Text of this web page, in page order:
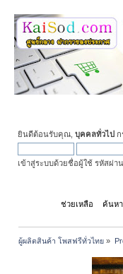
ยินดีต้อนรับคุณ, บุคคลทั่วไป
เข้าสู่ระบบด้วยชื่อผู้ใช้ รหัสผ่า
ช่วยเหลือ ค้นหา
ผู้ผลิตสินค้า โพสฟรีทั่วไทย »